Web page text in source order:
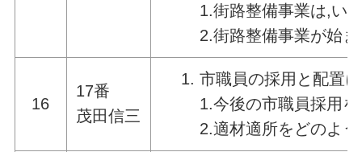
1.街路整備事業は,い
2.街路整備事業が始
16
17番
茂田信三
市職員の採用と配置
1.今後の市職員採用
2.適材適所をどのよ